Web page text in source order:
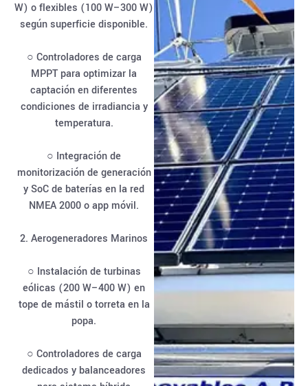
W) o flexibles (100 W–300 W)
según superficie disponible.
○ Controladores de carga
MPPT para optimizar la
captación en diferentes
condiciones de irradiancia y
temperatura.
○ Integración de
monitorización de generación
y SoC de baterías en la red
NMEA 2000 o app móvil.
2. Aerogeneradores Marinos
○ Instalación de turbinas
eólicas (200 W–400 W) en
tope de mástil o torreta en la
popa.
○ Controladores de carga
dedicados y balanceadores